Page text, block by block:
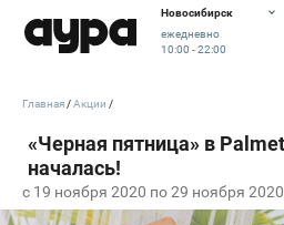
Новосибирск
ежедневно
10:00 - 22:00
c 19 ноября 2020 по 29 ноября 2020
Главная Акции